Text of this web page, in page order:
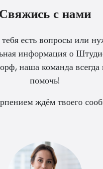
Свяжись с нами
есть вопросы или
информация о
наша команда всегда
помочь!
ждём твоего